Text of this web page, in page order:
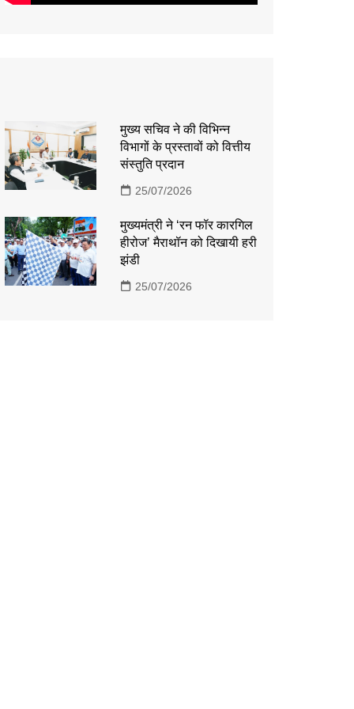
मुख्य सचिव ने की विभिन्न
विभागों के प्रस्तावों को वित्तीय
संस्तुति प्रदान
25/07/2026
मुख्यमंत्री ने ‘रन फॉर कारगिल
हीरोज’ मैराथॉन को दिखायी हरी
झंडी
25/07/2026